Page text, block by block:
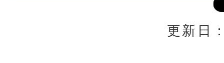
更新日